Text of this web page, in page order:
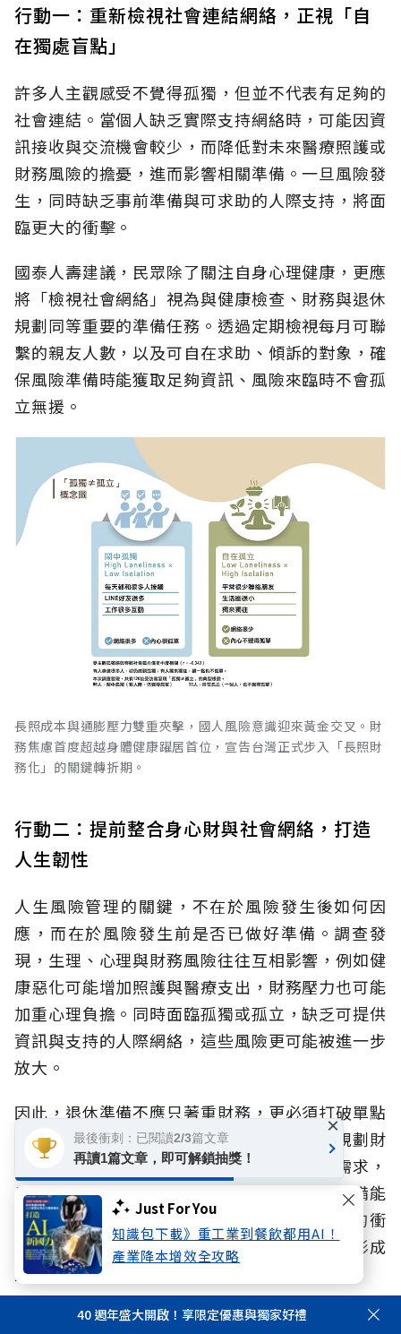
Just For You
知識包下載》重工業到餐飲都用AI！
產業降本增效全攻略
行動一：重新檢視社會連結網絡，正視「自
在獨處盲點」
許多人主觀感受不覺得孤獨，但並不代表有足夠的
社會連結。當個人缺乏實際支持網絡時，可能因資
訊接收與交流機會較少，而降低對未來醫療照護或
財務風險的擔憂，進而影響相關準備。一旦風險發
生，同時缺乏事前準備與可求助的人際支持，將面
臨更大的衝擊。
國泰人壽建議，民眾除了關注自身心理健康，更應
將「檢視社會網絡」視為與健康檢查、財務與退休
規劃同等重要的準備任務。透過定期檢視每月可聯
繫的親友人數，以及可自在求助、傾訴的對象，確
保風險準備時能獲取足夠資訊、風險來臨時不會孤
立無援。
長照成本與通膨壓力雙重夾擊，國人風險意識迎來黃金交叉。財
務焦慮首度超越身體健康躍居首位，宣告台灣正式步入「長照財
務化」的關鍵轉折期。
行動二：提前整合身心財與社會網絡，打造
人生韌性
人生風險管理的關鍵，不在於風險發生後如何因
應，而在於風險發生前是否已做好準備。調查發
現，生理、心理與財務風險往往互相影響，例如健
康惡化可能增加照護與醫療支出，財務壓力也可能
加重心理負擔。同時面臨孤獨或孤立，缺乏可提供
資訊與支持的人際網絡，這些風險更可能被進一步
放大。
因此，退休準備不應只著重財務，更必須打破單點
防禦，而應提早啟動全方位規劃，除了持續規劃財
務安排，也應同步思考健康管理、未來照護需求，
以及可提供支持的社會網絡。當不同面向的準備能
及早展開，不僅有助於降低風險對生活造成的衝
擊，更能避免健康、生活與財務因缺乏支持而形成
連鎖影響，提升面對不同人生階段挑戰的韌性。
面對超高齡社會、少子化與家庭結構改變，人生風
40 週年盛大開啟！享限定優惠與獨家好禮
最後衝刺：已閱讀2/3篇文章
再讀1篇文章，即可解鎖抽獎！
×